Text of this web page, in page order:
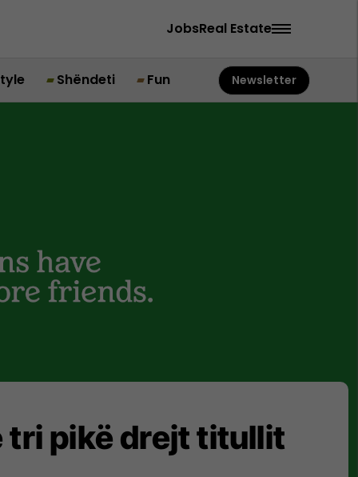
JobsReal Estate
Shëndeti Fun Newsletter
tri pikë drejt titullit